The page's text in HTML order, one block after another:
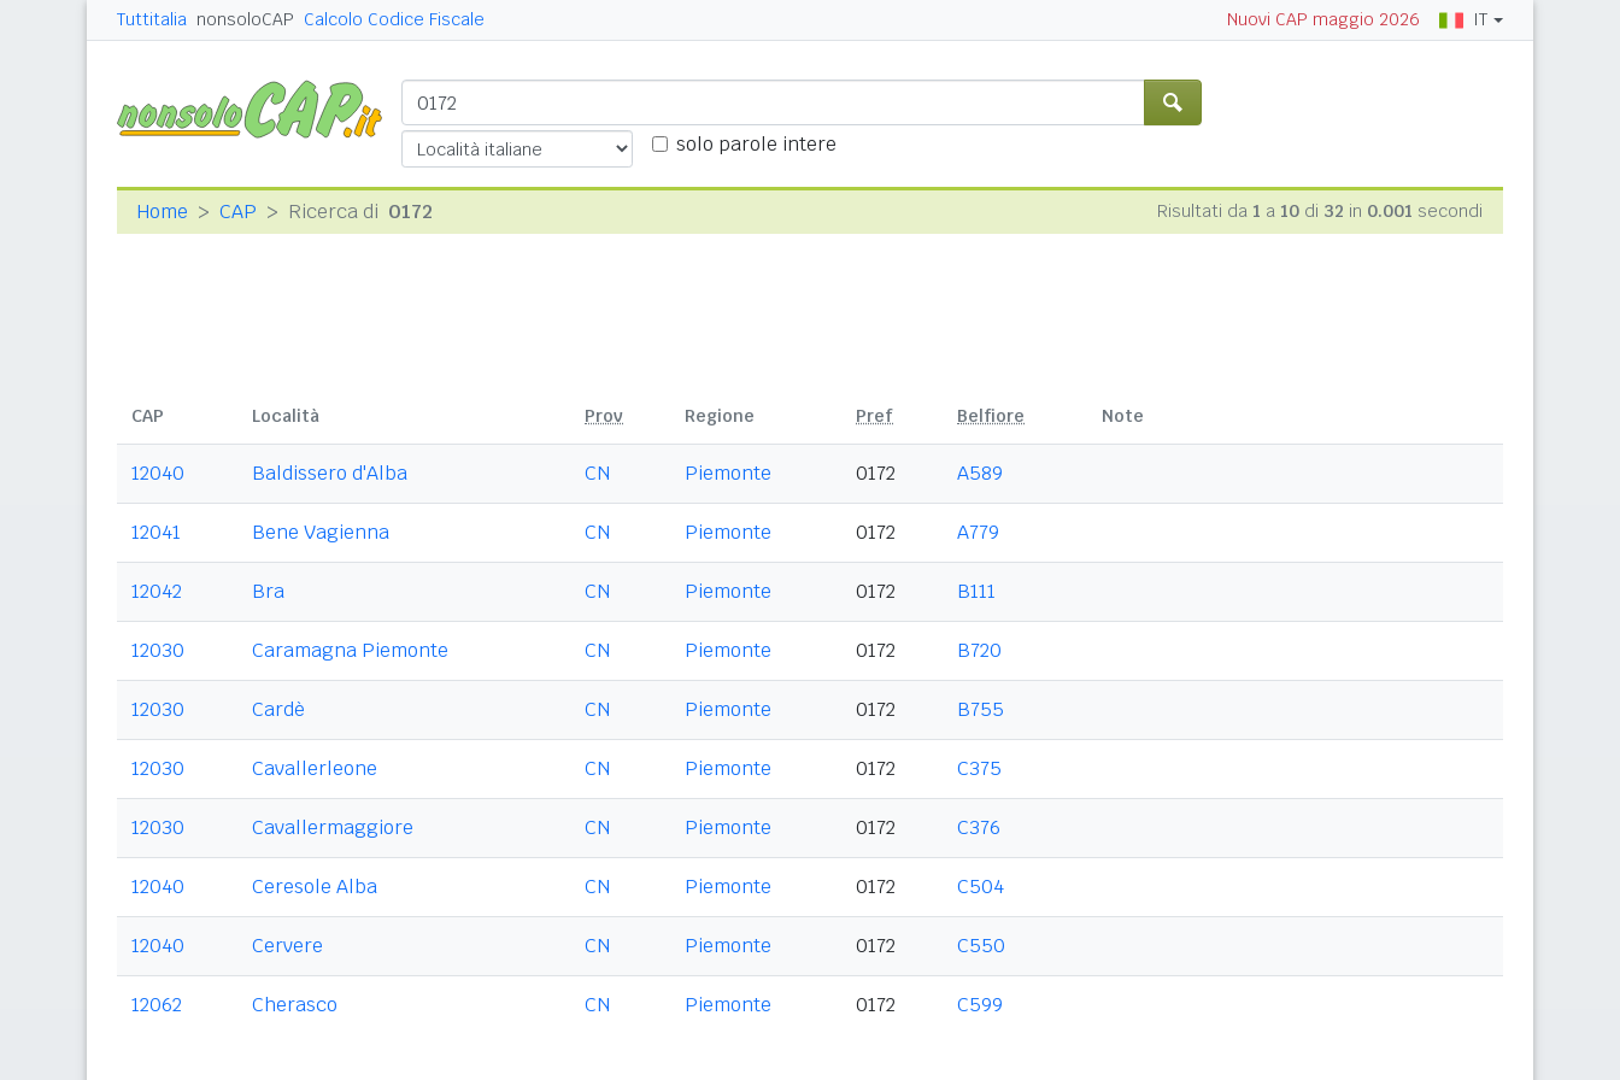
Tuttitalia nonsoloCAP Calcolo Codice Fiscale Nuovi CAP maggio 2026 IT
solo parole intere
Home CAP Ricerca di 0172 Risultati da 1 a 10 di 32 in 0.001 secondi
CAP Località Prov Regione Pref Belfiore Note
12040 Baldissero d'Alba CN Piemonte 0172 A589
12041 Bene Vagienna CN Piemonte 0172 A779
12042 Bra CN Piemonte 0172 B111
12030 Caramagna Piemonte CN Piemonte 0172 B720
12030 Cardè CN Piemonte 0172 B755
12030 Cavallerleone CN Piemonte 0172 C375
12030 Cavallermaggiore CN Piemonte 0172 C376
12040 Ceresole Alba CN Piemonte 0172 C504
12040 Cervere CN Piemonte 0172 C550
12062 Cherasco CN Piemonte 0172 C599